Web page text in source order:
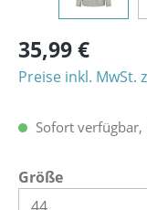
35,99 €
Preise inkl. MwSt.
Sofort verfügbar,
Größeauswählen